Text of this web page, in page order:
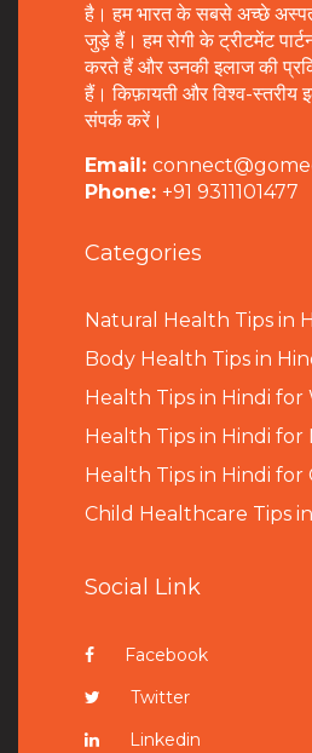
है। हम भारत के सबसे अच्छे
जुड़े हैं। हम रोगी के ट्रीटमेंट
करते हैं और उनकी इलाज की
हैं। किफ़ायती और विश्व-स्तरीय
संपर्क करें।
Email:
Phone: +91 9311101477
Categories
Natural Health Tips in
Body Health Tips in
Health Tips in Hindi for
Health Tips in Hindi for
Health Tips in Hindi for
Child Healthcare Tips
Social Link
Facebook
Twitter
Linkedin